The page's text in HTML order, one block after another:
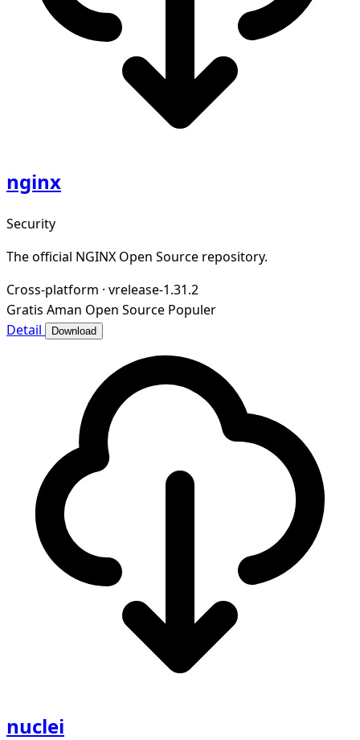
nginx
Security
The official NGINX Open Source repository.
Cross-platform · vrelease-1.31.2
Gratis Aman Open Source Populer
Detail
Download
nuclei